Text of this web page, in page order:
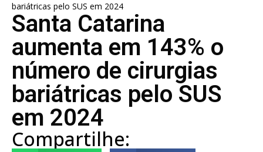
bariátricas pelo SUS em 2024
Santa Catarina
aumenta em 143% o
número de cirurgias
bariátricas pelo SUS
em 2024
Compartilhe: